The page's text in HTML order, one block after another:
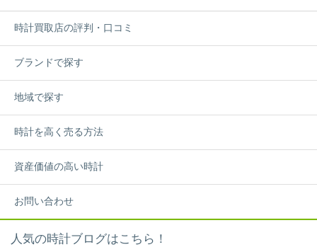
時計買取店の評判・口コミ
ブランドで探す
地域で探す
時計を高く売る方法
資産価値の高い時計
お問い合わせ
人気の時計ブログはこちら！